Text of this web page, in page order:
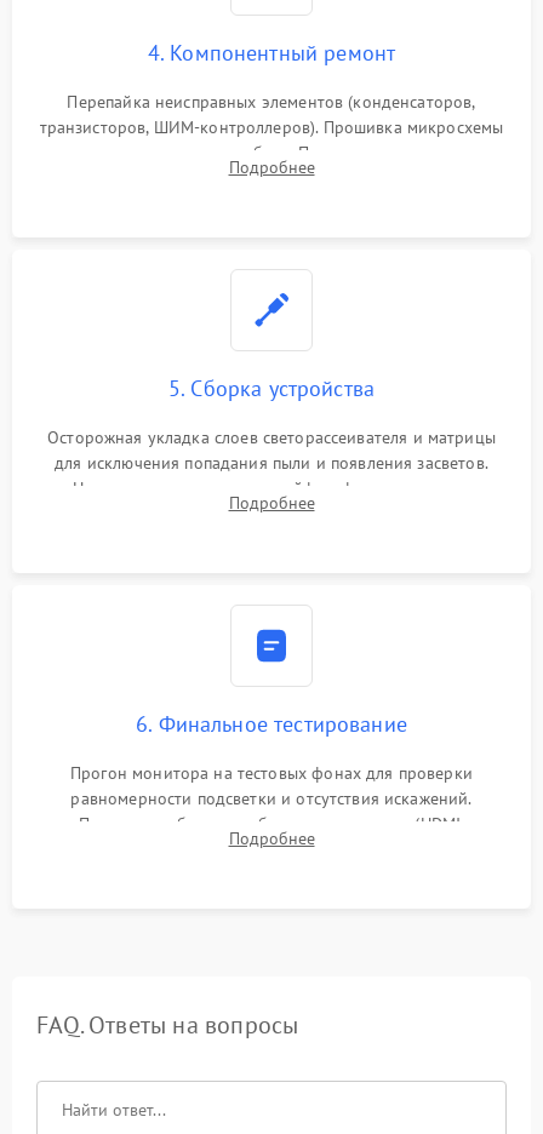
4. Компонентный ремонт
Перепайка неисправных элементов (конденсаторов,
транзисторов, ШИМ-контроллеров). Прошивка микросхемы
памяти при программных сбоях. При поломке подсветки —
разборка матрицы и замена выгоревших светодиодов.
Подробнее
5. Сборка устройства
Осторожная укладка слоев светорассеивателя и матрицы
для исключения попадания пыли и появления засветов.
Надежное подключение шлейфов, фиксация плат и
аккуратное защелкивание пластикового корпуса монитора.
Подробнее
6. Финальное тестирование
Прогон монитора на тестовых фонах для проверки
равномерности подсветки и отсутствия искажений.
Проверка работоспособности всех портов (HDMI,
DisplayPort, VGA) и кнопок управления под нагрузкой в
Подробнее
FAQ. Ответы на вопросы